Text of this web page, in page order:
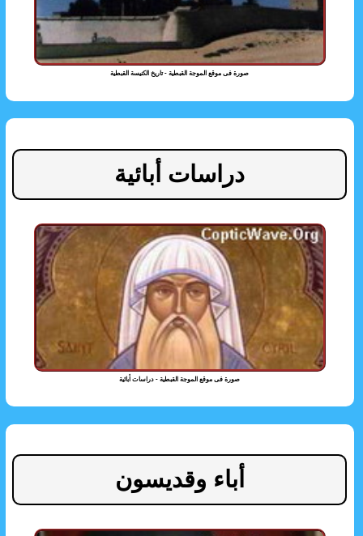
صورة فى موقع الموجة القبطية - تاريخ الكنيسة القبطية
دراسات أبائية
صورة فى موقع الموجة القبطية - دراسات أبائية
أباء وقديسون